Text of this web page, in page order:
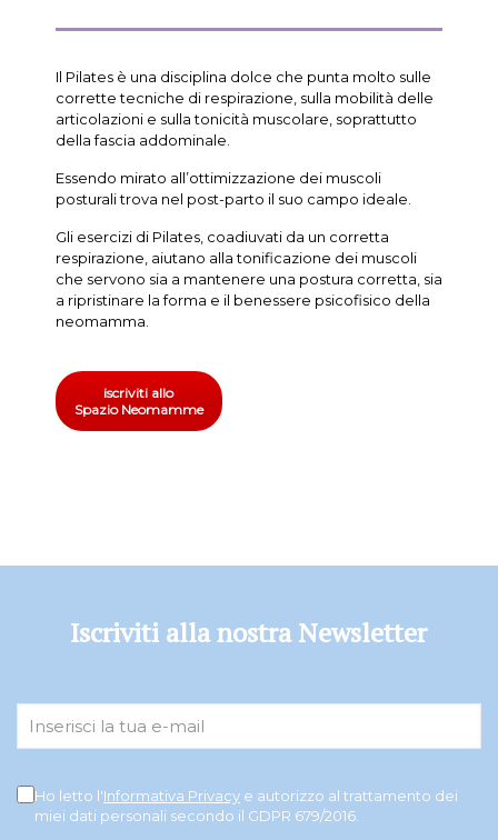
Il Pilates è una disciplina dolce che punta molto sulle
corrette tecniche di respirazione, sulla mobilità delle
articolazioni e sulla tonicità muscolare, soprattutto
della fascia addominale.
Essendo mirato all’ottimizzazione dei muscoli
posturali trova nel post-parto il suo campo ideale.
Gli esercizi di Pilates, coadiuvati da un corretta
respirazione, aiutano alla tonificazione dei muscoli
che servono sia a mantenere una postura corretta, sia
a ripristinare la forma e il benessere psicofisico della
neomamma.
iscriviti allo
Spazio Neomamme
Iscriviti alla nostra Newsletter
Ho letto l'Informativa Privacye autorizzo al trattamento dei
miei dati personali secondo il GDPR 679/2016.